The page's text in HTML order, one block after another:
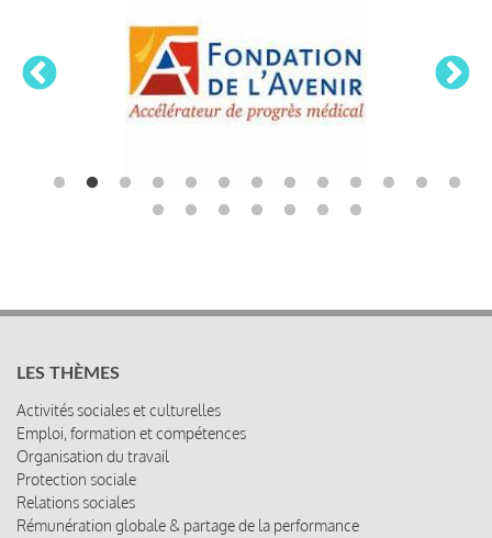
LES THÈMES
Activités sociales et culturelles
Emploi, formation et compétences
Organisation du travail
Protection sociale
Relations sociales
Rémunération globale & partage de la performance